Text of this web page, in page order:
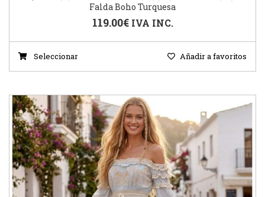
Falda Boho Turquesa
119.00€ IVA INC.
Seleccionar Añadir a favoritos